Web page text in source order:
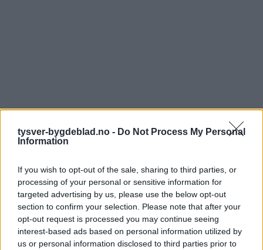
tysver-bygdeblad.no - Do Not Process My Personal
Information
If you wish to opt-out of the sale, sharing to third parties, or
processing of your personal or sensitive information for
targeted advertising by us, please use the below opt-out
section to confirm your selection. Please note that after your
opt-out request is processed you may continue seeing
interest-based ads based on personal information utilized by
us or personal information disclosed to third parties prior to